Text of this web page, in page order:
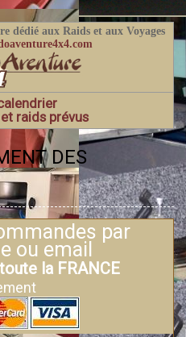
dédié aux Raids et aux Voyages
raids prévus
DES
par
ou email
la FRANCE